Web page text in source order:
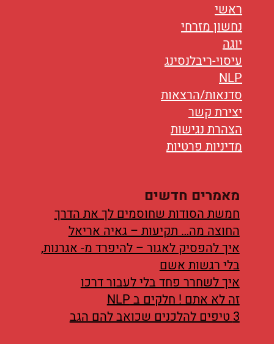
ראשי
נחשון מזרחי
יוגה
עיסוי-ריבלנסינג
NLP
סדנאות/הרצאות
יצירת קשר
הצהרת נגישות
מדיניות פרטיות
מאמרים חדשים
חמשת הסודות שחוסמים לך את הדרך
החוצה מה… תקיעות – גאיה אריאל
איך להפסיק לאגור – להיפרד מ- אגרנות,
בלי רגשות אשם
איך לשחרר פחד בלי לעבור דרכו
זה לא אתם ! חלקים ב NLP
3 טיפים להלכנים שכואב להם הגב